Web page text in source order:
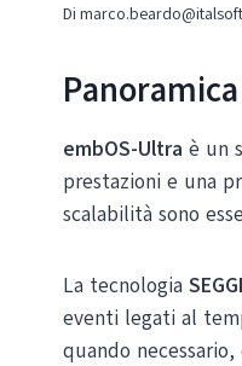
Di
Panoramica
embOS-Ultra è un
prestazioni e una
scalabilità sono
La tecnologia
eventi legati al
quando